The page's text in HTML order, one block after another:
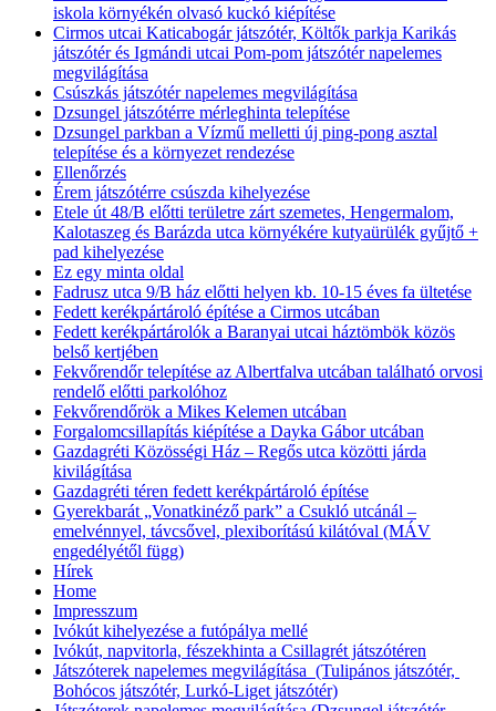
iskola környékén olvasó kuckó kiépítése
Cirmos utcai Katicabogár játszótér, Költők parkja Karikás
játszótér és Igmándi utcai Pom-pom játszótér napelemes
megvilágítása
Csúszkás játszótér napelemes megvilágítása
Dzsungel játszótérre mérleghinta telepítése
Dzsungel parkban a Vízmű melletti új ping-pong asztal
telepítése és a környezet rendezése
Ellenőrzés
Érem játszótérre csúszda kihelyezése
Etele út 48/B előtti területre zárt szemetes, Hengermalom,
Kalotaszeg és Barázda utca környékére kutyaürülék gyűjtő +
pad kihelyezése
Ez egy minta oldal
Fadrusz utca 9/B ház előtti helyen kb. 10-15 éves fa ültetése
Fedett kerékpártároló építése a Cirmos utcában
Fedett kerékpártárolók a Baranyai utcai háztömbök közös
belső kertjében
Fekvőrendőr telepítése az Albertfalva utcában található orvosi
rendelő előtti parkolóhoz
Fekvőrendőrök a Mikes Kelemen utcában
Forgalomcsillapítás kiépítése a Dayka Gábor utcában
Gazdagréti Közösségi Ház – Regős utca közötti járda
kivilágítása
Gazdagréti téren fedett kerékpártároló építése
Gyerekbarát „Vonatkinéző park” a Csukló utcánál –
emelvénnyel, távcsővel, plexiborítású kilátóval (MÁV
engedélyétől függ)
Hírek
Home
Impresszum
Ivókút kihelyezése a futópálya mellé
Ivókút, napvitorla, fészekhinta a Csillagrét játszótéren
Játszóterek napelemes megvilágítása (Tulipános játszótér,
Bohócos játszótér, Lurkó-Liget játszótér)